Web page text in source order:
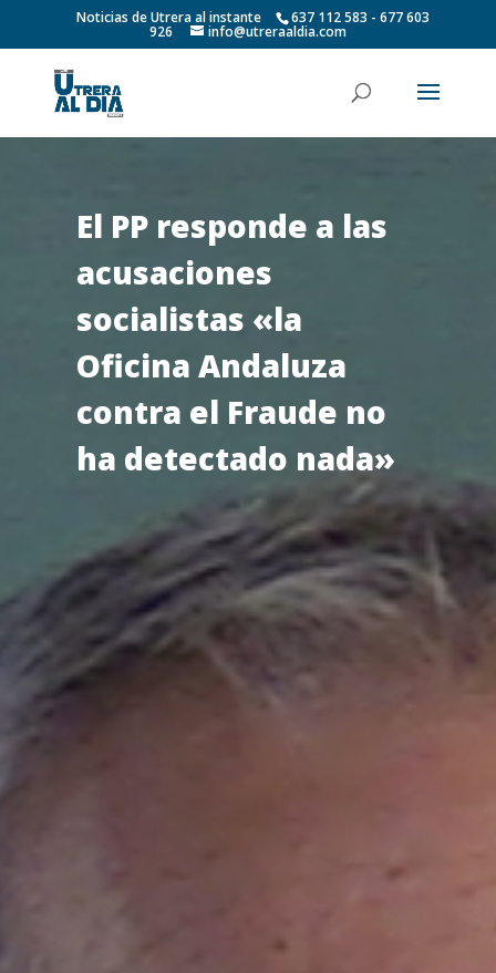
Noticias de Utrera al instante 637 112 583 - 677 603
926 info@utreraaldia.com
El PP responde a las
acusaciones
socialistas «la
Oficina Andaluza
contra el Fraude no
ha detectado nada»